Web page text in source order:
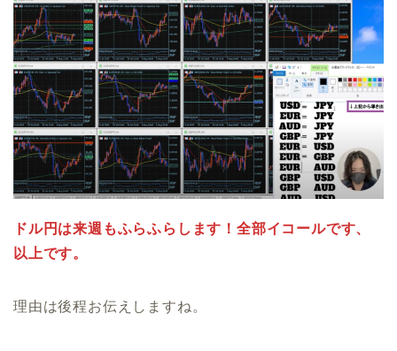
ドル円は来週もふらふらします！全部イコールです、
以上です。
理由は後程お伝えしますね。